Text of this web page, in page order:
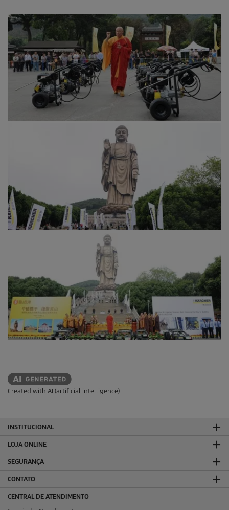
Created with AI (artificial intelligence)
INSTITUCIONAL
LOJA ONLINE
SEGURANÇA
CONTATO
CENTRAL DE ATENDIMENTO